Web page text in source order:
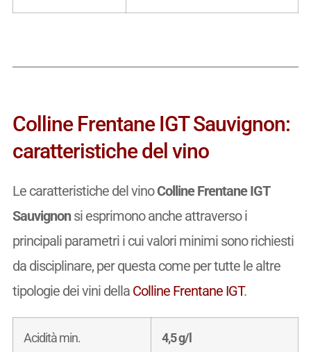
Colline Frentane IGT Sauvignon:
caratteristiche del vino
Le caratteristiche del vinoColline Frentane IGT
Sauvignonsi esprimono anche attraverso i
principali parametri i cui valori minimi sono richiesti
da disciplinare, per questa come per tutte le altre
tipologie dei vini della Colline Frentane IGT.
Acidità min. 4,5 g/l